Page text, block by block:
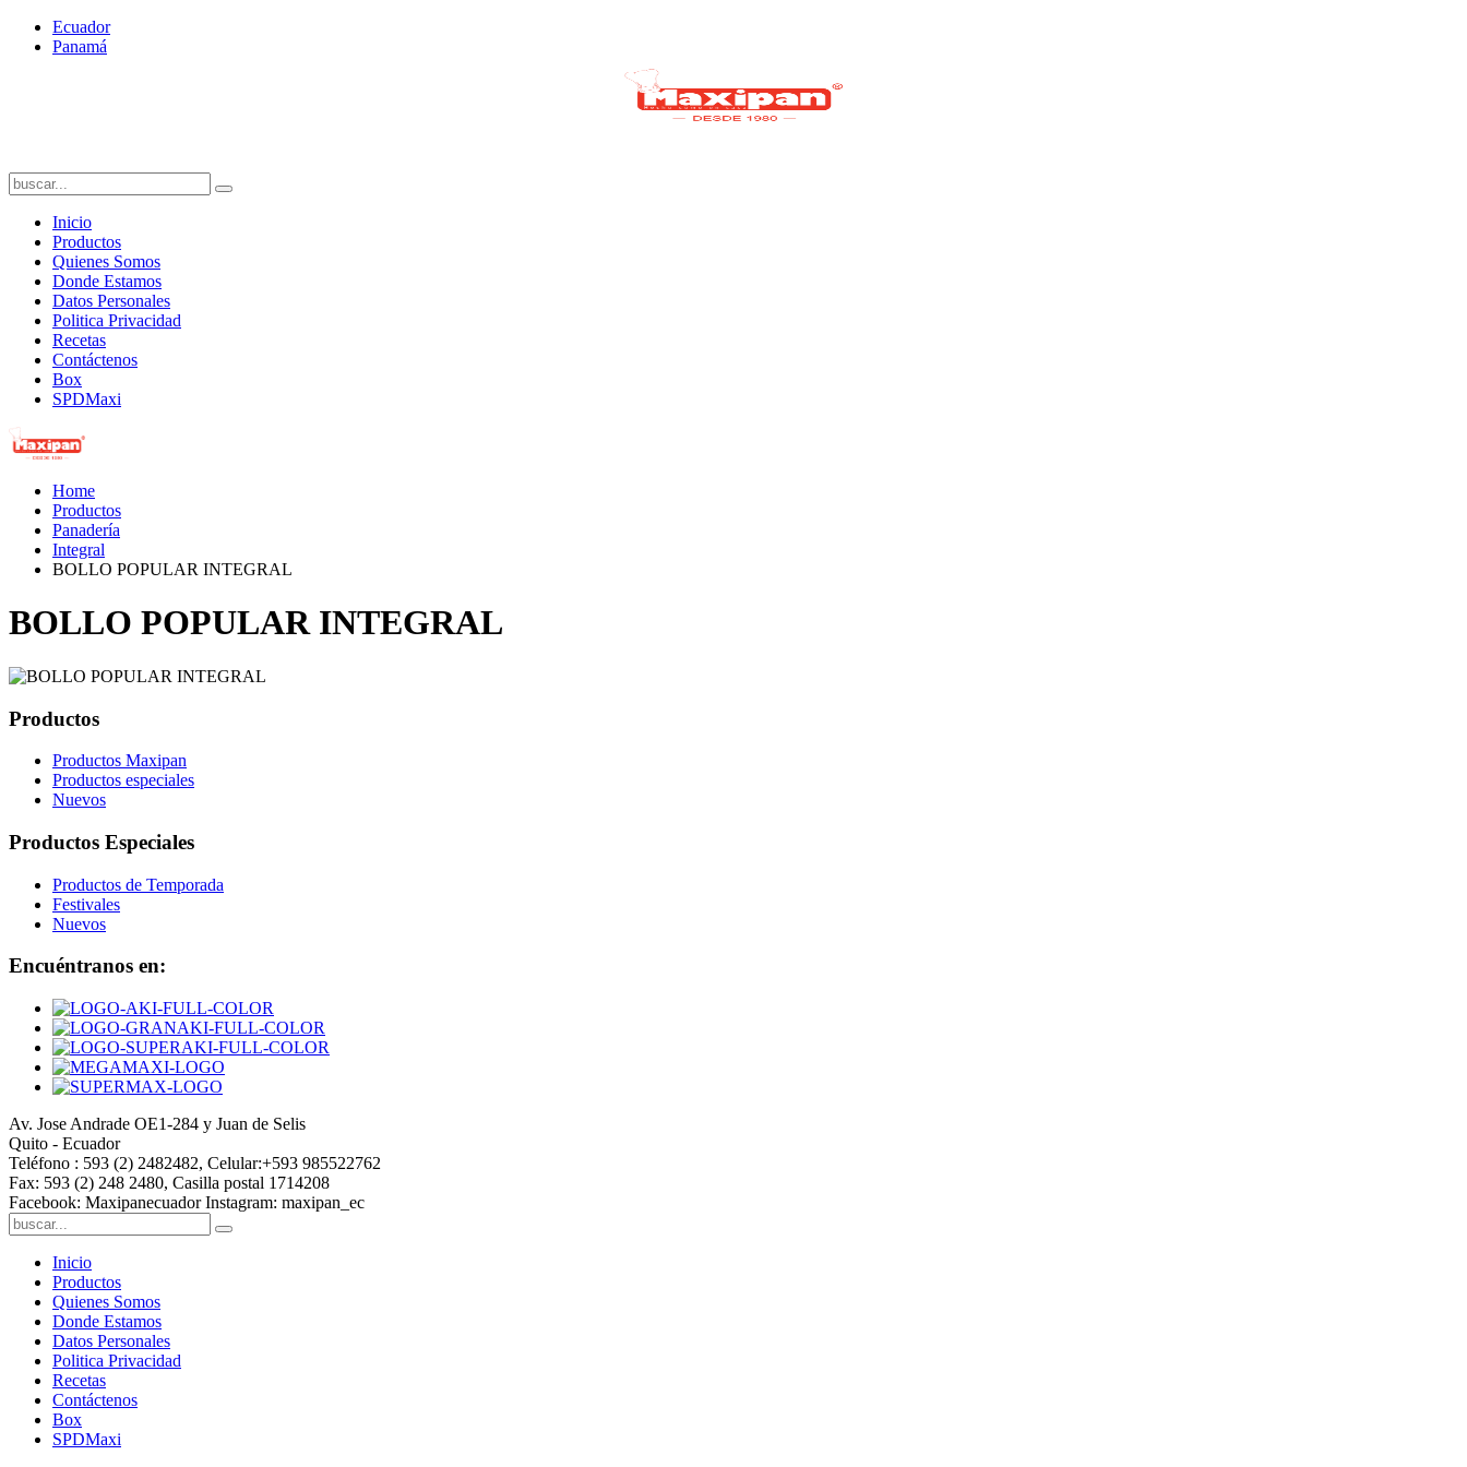
Ecuador
Panamá
Inicio
Productos
Quienes Somos
Donde Estamos
Datos Personales
Politica Privacidad
Recetas
Contáctenos
Box
SPDMaxi
Home
Productos
Panadería
Integral
BOLLO POPULAR INTEGRAL
BOLLO POPULAR INTEGRAL
Productos
Productos Maxipan
Productos especiales
Nuevos
Productos Especiales
Productos de Temporada
Festivales
Nuevos
Encuéntranos en:
Av. Jose Andrade OE1-284 y Juan de Selis
Quito - Ecuador
Teléfono : 593 (2) 2482482, Celular:+593 985522762
Fax: 593 (2) 248 2480, Casilla postal 1714208
Facebook: Maxipanecuador Instagram: maxipan_ec
Inicio
Productos
Quienes Somos
Donde Estamos
Datos Personales
Politica Privacidad
Recetas
Contáctenos
Box
SPDMaxi